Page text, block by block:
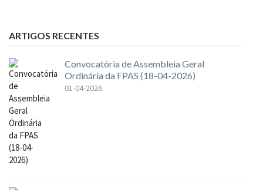
ARTIGOS RECENTES
Convocatória de Assembleia Geral
Ordinária da FPAS (18-04-2026)
01-04-2026